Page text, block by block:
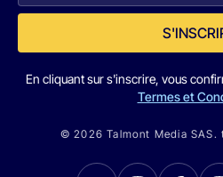
En cliquant sur s'inscrire, vous
Termes et
© 2026 Talmont Media